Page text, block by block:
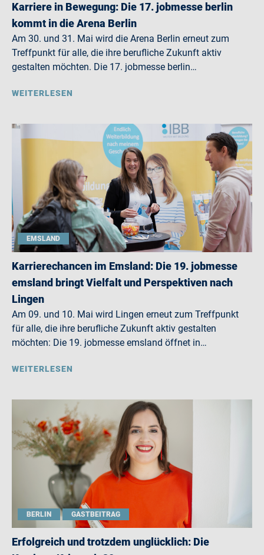
Karriere in Bewegung: Die 17. jobmesse berlin
kommt in die Arena Berlin
Am 30. und 31. Mai wird die Arena Berlin erneut zum
Treffpunkt für alle, die ihre berufliche Zukunft aktiv
gestalten möchten. Die 17. jobmesse berlin…
WEITERLESEN
EMSLAND
Karrierechancen im Emsland: Die 19. jobmesse
emsland bringt Vielfalt und Perspektiven nach
Lingen
Am 09. und 10. Mai wird Lingen erneut zum Treffpunkt
für alle, die ihre berufliche Zukunft aktiv gestalten
möchten: Die 19. jobmesse emsland öffnet in…
WEITERLESEN
BERLIN GASTBEITRAG
Erfolgreich und trotzdem unglücklich: Die